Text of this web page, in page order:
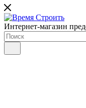
Интернет-магазин